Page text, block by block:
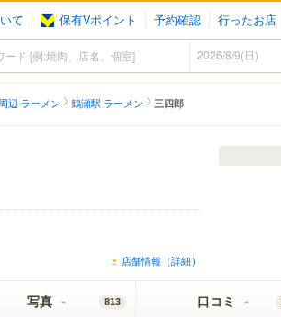
て 保有Vポイント 予約確認 行ったお店
辺 ラーメン 鶴瀬駅 ラーメン 三四郎
店舗情報（詳細）
写真 813 口コミ